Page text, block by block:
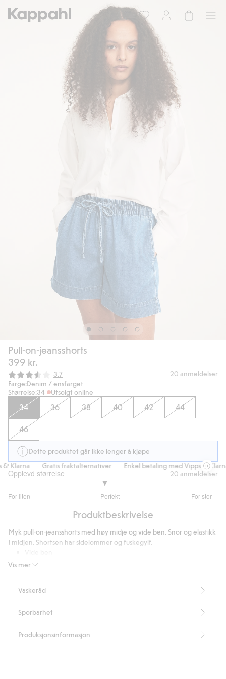
Pull-on-jeansshorts
399 kr.
Gjennomsnittskarakter:
3.7 20 anmeldelser
Farge:Denim / ensfarget
Størrelse:34 Utsolgt online
34 36 38 40 42 44
46
Dette produktet går ikke lenger å kjøpe
Klarna
Gratis fraktalternativer Enkel betaling med Vipps & Klarna
Opplevd størrelse
For liten Perfekt For stor
av
17
stemmer
20 anmeldelser
Produktbeskrivelse
Vis mer
Myk pull-on-jeansshorts med høy midje og vide ben. Snor og elastikk
i midjen. Shortsen har sidelommer og fuskegylf.
Høy midje
Vaskeråd
Sporbarhet
Produksjonsinformasjon